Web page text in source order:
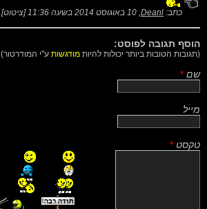
כתב: Deanl
, 10 באוגוסט 2014 בשעה 11:36 [ציטוט]
הוסף תגובה לפוסט:
(תגובות הטובות ביותר יכולות להיות מודגשות ע"י המודרטור)
שם *
מייל
טקסט *